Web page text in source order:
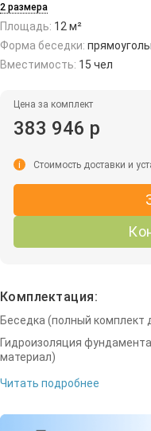
2 размера
Площадь: 12 м²
Форма беседки:
Вместимость: 15 чел
Цена за комплект
383 946 р
i Стоимость доставки и
Комплектация:
Беседка (полный комплект
Гидроизоляция
материал)
Читать подробнее